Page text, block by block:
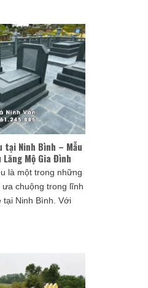
tại Ninh Bình – Mẫu
Mộ Gia Đình
là một trong những
chuộng trong lĩnh
tại Ninh Bình. Với